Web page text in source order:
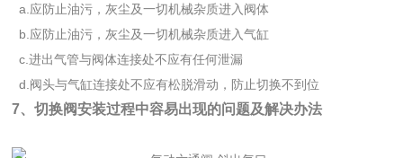
a.应防止油污，灰尘及一切机械杂质进入阀体
b.应防止油污，灰尘及一切机械杂质进入气缸
c.进出气管与阀体连接处不应有任何泄漏
d.阀头与气缸连接处不应有松脱滑动，防止切换不到位
7、切换阀安装过程中容易出现的问题及解决办法